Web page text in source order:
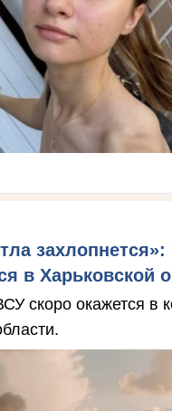
в Харьковской
скоро окажется в